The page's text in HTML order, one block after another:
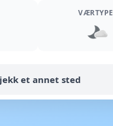
VÆRTYPE
et annet sted